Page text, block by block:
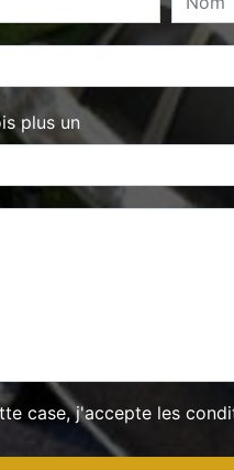
plus un
case, j'accepte les